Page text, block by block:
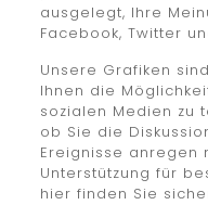
ausgelegt, Ihre
Facebook, Twitter
Unsere Grafiken
Ihnen die
sozialen Medien zu
ob Sie die
Ereignisse anregen
Unterstützung für
hier finden Sie